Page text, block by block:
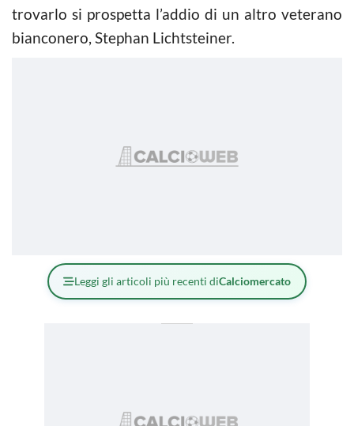
trovarlo si prospetta l’addio di un altro veterano
bianconero, Stephan Lichtsteiner.
Leggi gli articoli più recenti diCalciomercato